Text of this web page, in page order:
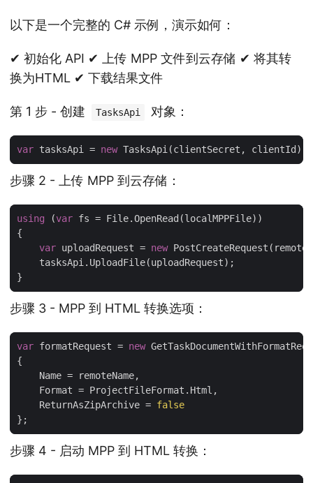
以下是一个完整的 C# 示例，演示如何：
✔ 初始化 API ✔ 上传 MPP 文件到云存储 ✔ 将其转
换为HTML ✔ 下载结果文件
第 1 步 - 创建 TasksApi 对象：
var tasksApi = new
步骤 2 - 上传 MPP 到云存储：
using (var
var uploadRequest = new
步骤 3 - MPP 到 HTML 转换选项：
var formatRequest = new
    ReturnAsZipArchive =
false
步骤 4 - 启动 MPP 到 HTML 转换：